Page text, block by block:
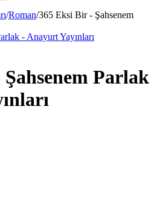
/Roman/365 Eksi Bir - Şahsenem
Parlak